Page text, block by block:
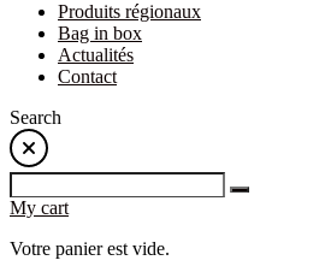
Produits régionaux
Bag in box
Actualités
Contact
Search
My cart
Votre panier est vide.